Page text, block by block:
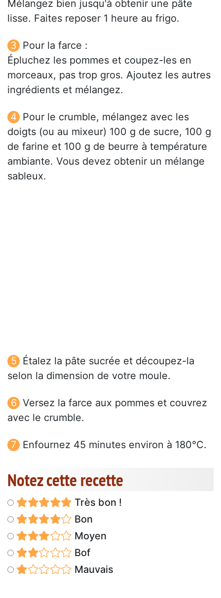
Mélangez bien jusqu'à obtenir une pâte
lisse. Faites reposer 1 heure au frigo.
Pour la farce :
Épluchez les pommes et coupez-les en
morceaux, pas trop gros. Ajoutez les autres
ingrédients et mélangez.
Pour le crumble, mélangez avec les
doigts (ou au mixeur) 100 g de sucre, 100 g
de farine et 100 g de beurre à température
ambiante. Vous devez obtenir un mélange
sableux.
Étalez la pâte sucrée et découpez-la
selon la dimension de votre moule.
Versez la farce aux pommes et couvrez
avec le crumble.
Enfournez 45 minutes environ à 180°C.
Notez cette recette
Très bon !
Bon
Moyen
Bof
Mauvais